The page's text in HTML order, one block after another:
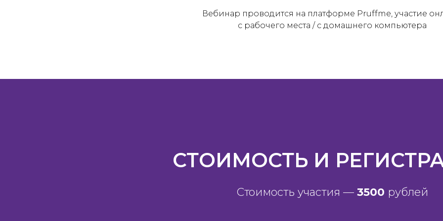
Вебинар проводится на платформе Pruffme, участие
с рабочего места / с домашнего компьютера
СТОИМОСТЬ И
Стоимость участия — 3500 рублей